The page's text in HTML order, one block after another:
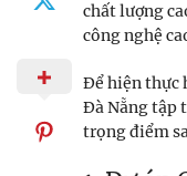
chất lượng
công nghệ
Để hiện thực
Đà Nẵng tập
trọng điểm